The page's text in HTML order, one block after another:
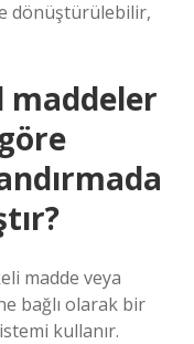
dönüştürülebilir,
maddeler
madde veya
bağlı olarak bir
kullanır.